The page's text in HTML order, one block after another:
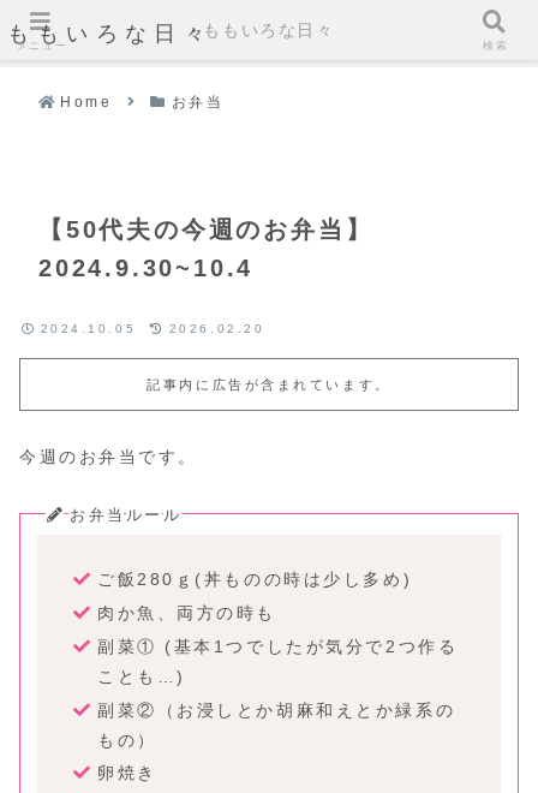
ももいろな日々
Home お弁当
【50代夫の今週のお弁当】
2024.9.30~10.4
2024.10.05 2026.02.20
記事内に広告が含まれています。
今週のお弁当です。
お弁当ルール
ご飯280ｇ(丼ものの時は少し多め)
肉か魚、両方の時も
副菜① (基本1つでしたが気分で2つ作る
ことも…)
副菜②（お浸しとか胡麻和えとか緑系の
もの）
卵焼き
メニュー
ももいろな日々
検索